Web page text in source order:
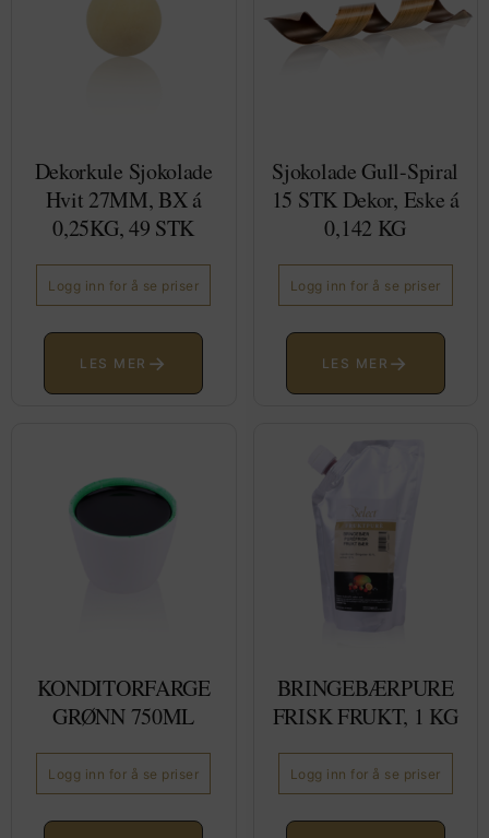
Dekorkule Sjokolade
Hvit 27MM, BX á
0,25KG, 49 STK
Logg inn for å se priser
LES MER →
Sjokolade Gull-Spiral
15 STK Dekor, Eske á
0,142 KG
Logg inn for å se priser
LES MER →
KONDITORFARGE
GRØNN 750ML
Logg inn for å se priser
BRINGEBÆRPURE
FRISK FRUKT, 1 KG
Logg inn for å se priser